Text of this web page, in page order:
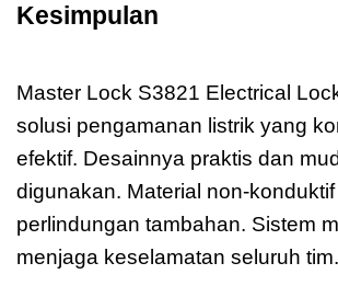
Kesimpulan
Master Lock S3821 Electrical
solusi pengamanan listrik yang
efektif. Desainnya praktis dan
digunakan. Material non-
perlindungan tambahan. Sistem
menjaga keselamatan seluruh tim.